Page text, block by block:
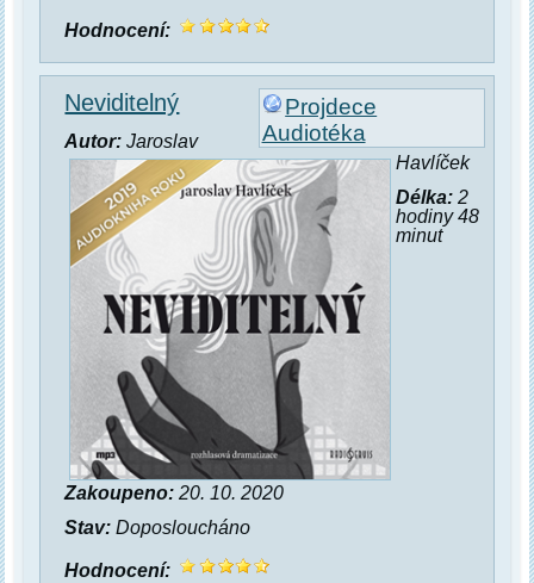
Hodnocení:
Projdece
Audiotéka
Neviditelný
Autor: Jaroslav
Havlíček
Délka:2
hodiny 48
minut
Zakoupeno: 20. 10. 2020
Stav: Doposloucháno
Hodnocení: